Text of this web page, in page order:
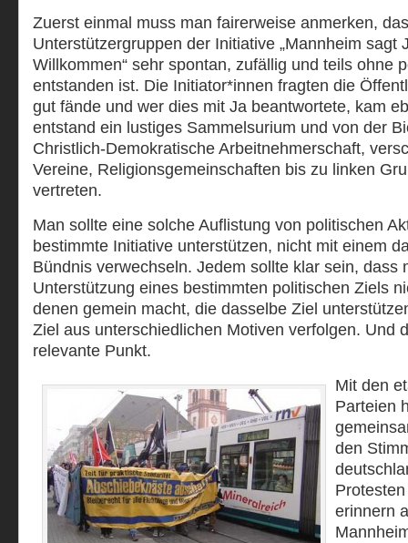
Zuerst einmal muss man fairerweise anmerken,
Unterstützergruppen der Initiative „Mannheim sagt
Willkommen“ sehr spontan, zufällig und teils ohne
entstanden ist. Die Initiator*innen fragten die
gut fände und wer dies mit Ja beantwortete, kam
entstand ein lustiges Sammelsurium und von der
Christlich-Demokratische Arbeitnehmerschaft,
Vereine, Religionsgemeinschaften bis zu linken
vertreten.
Man sollte eine solche Auflistung von politischen
bestimmte Initiative unterstützen, nicht mit einem
Bündnis verwechseln. Jedem sollte klar sein, dass
Unterstützung eines bestimmten politischen Ziels
denen gemein macht, die dasselbe Ziel
Ziel aus unterschiedlichen Motiven verfolgen. Und
relevante Punkt.
Mit den
Parteien
den
erinnern